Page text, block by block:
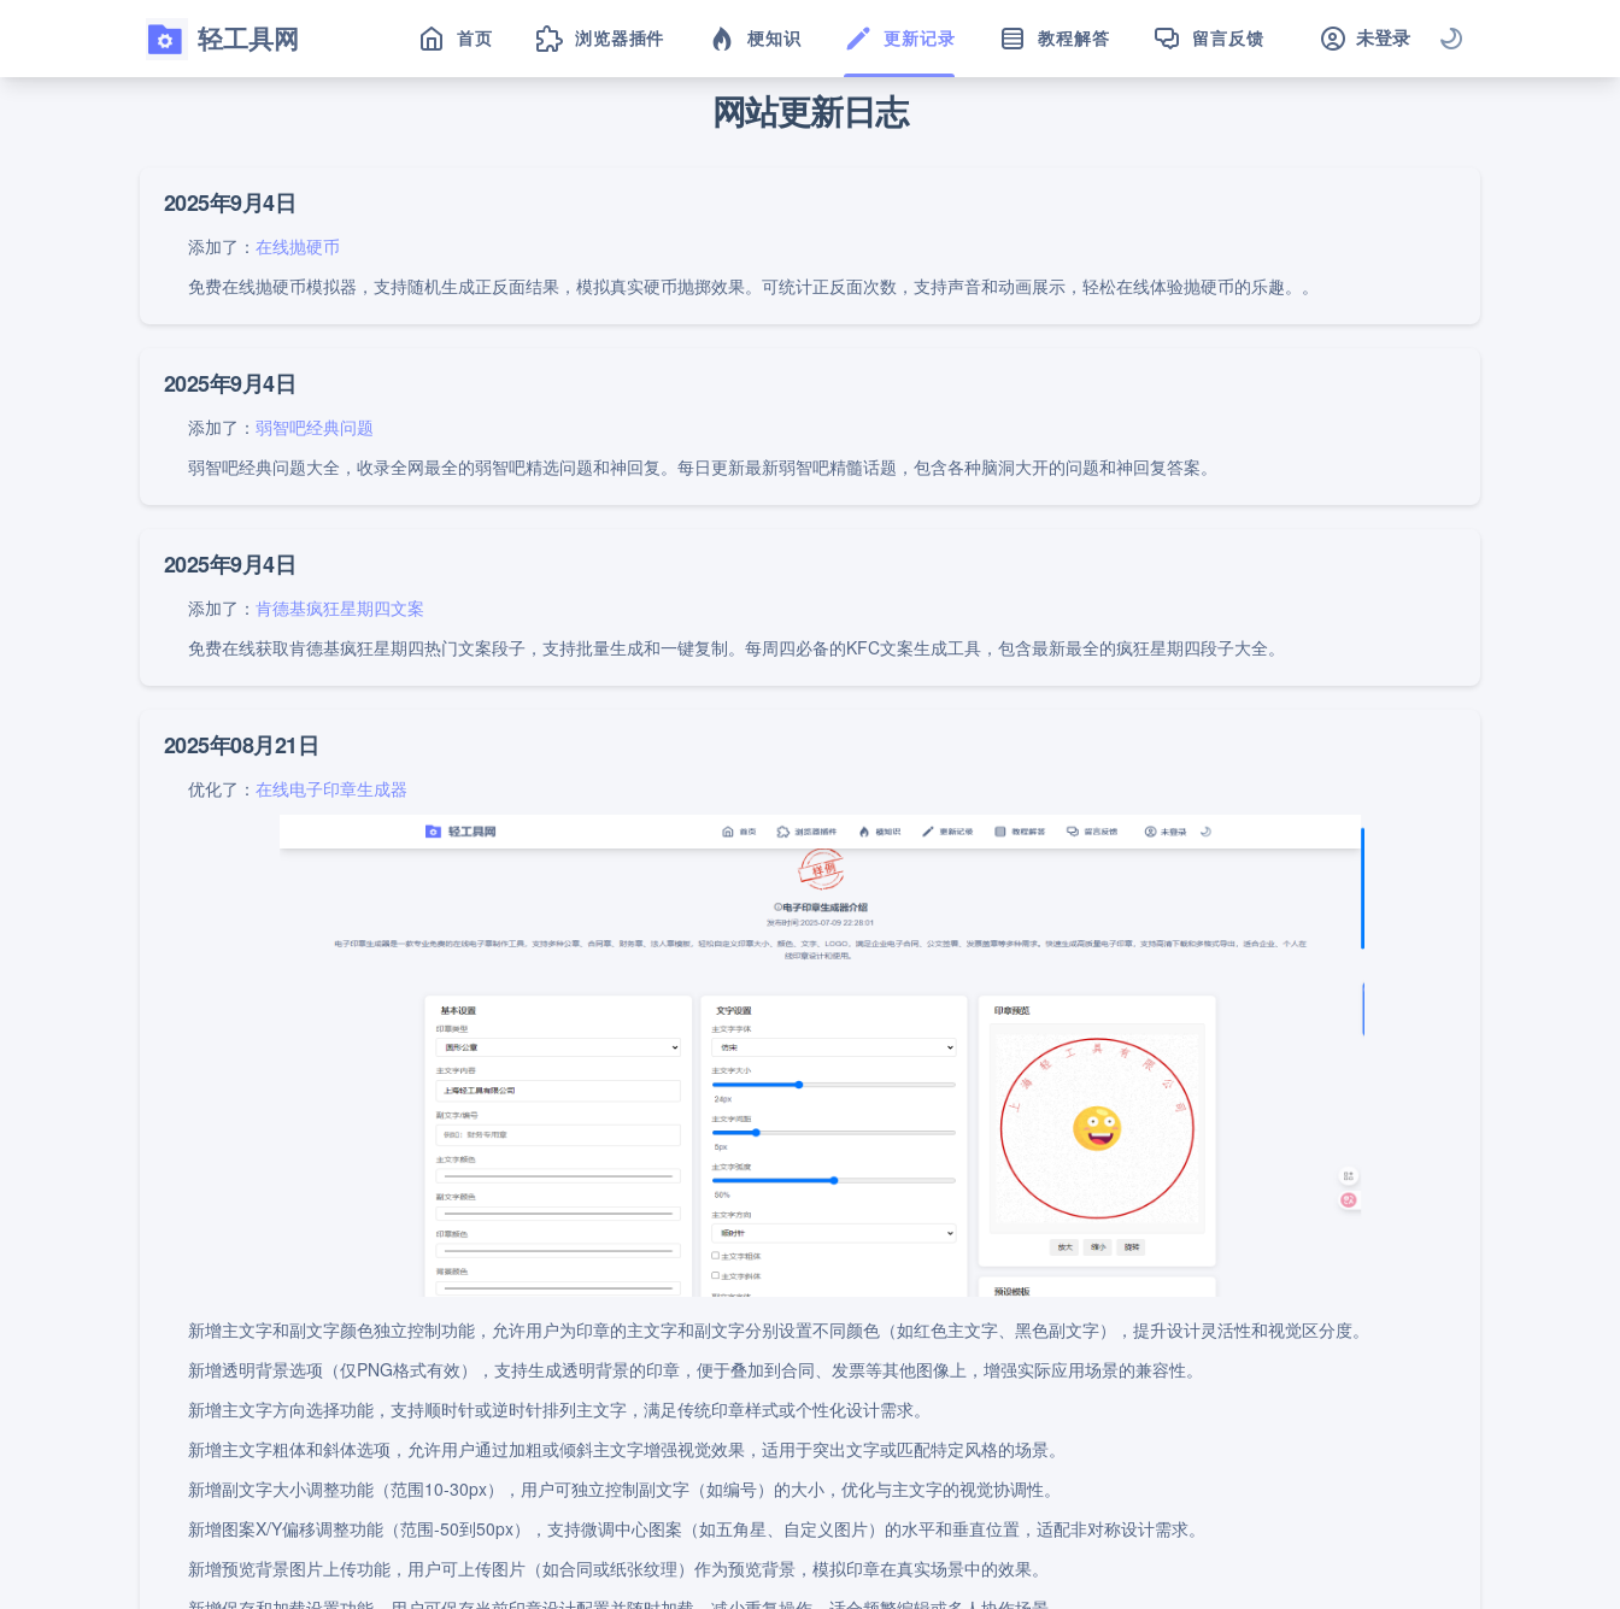
轻工具网 首页 浏览器插件 梗知识 更新记录 教程解答 留言反馈 未登录
网站更新日志
2025年9月4日
添加了： 在线抛硬币
免费在线抛硬币模拟器，支持随机生成正反面结果，模拟真实硬币抛掷效果。可统计正反面次数，支持声音和动画展示，轻松在线体验抛硬币的乐趣。。
2025年9月4日
添加了： 弱智吧经典问题
弱智吧经典问题大全，收录全网最全的弱智吧精选问题和神回复。每日更新最新弱智吧精髓话题，包含各种脑洞大开的问题和神回复答案。
2025年9月4日
添加了： 肯德基疯狂星期四文案
免费在线获取肯德基疯狂星期四热门文案段子，支持批量生成和一键复制。每周四必备的KFC文案生成工具，包含最新最全的疯狂星期四段子大全。
2025年08月21日
优化了： 在线电子印章生成器
新增主文字和副文字颜色独立控制功能，允许用户为印章的主文字和副文字分别设置不同颜色（如红色主文字、黑色副文字），提升设计灵活性和视觉区分度。
新增透明背景选项（仅PNG格式有效），支持生成透明背景的印章，便于叠加到合同、发票等其他图像上，增强实际应用场景的兼容性。
新增主文字方向选择功能，支持顺时针或逆时针排列主文字，满足传统印章样式或个性化设计需求。
新增主文字粗体和斜体选项，允许用户通过加粗或倾斜主文字增强视觉效果，适用于突出文字或匹配特定风格的场景。
新增副文字大小调整功能（范围10-30px），用户可独立控制副文字（如编号）的大小，优化与主文字的视觉协调性。
新增图案X/Y偏移调整功能（范围-50到50px），支持微调中心图案（如五角星、自定义图片）的水平和垂直位置，适配非对称设计需求。
新增预览背景图片上传功能，用户可上传图片（如合同或纸张纹理）作为预览背景，模拟印章在真实场景中的效果。